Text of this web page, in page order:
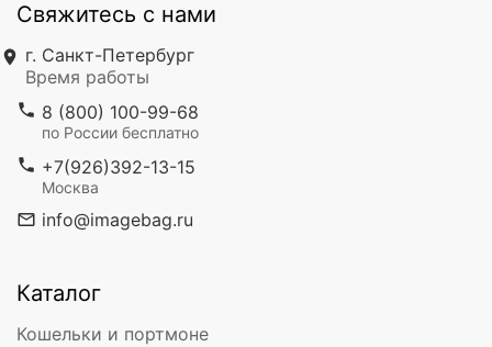
Свяжитесь с нами
г. Санкт-Петербург
Время работы
8 (800) 100-99-68
по России бесплатно
+7(926)392-13-15
Москва
info@imagebag.ru
Каталог
Кошельки и портмоне